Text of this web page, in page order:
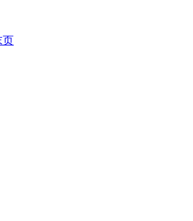
页